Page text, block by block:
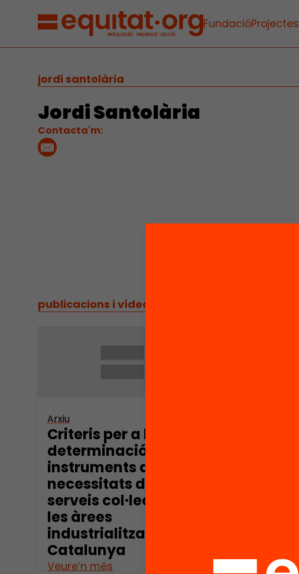
FundacióProjectes
jordi santolària
Jordi Santolària
Contacta'm:
publicacions i vídeos
Arxiu
Criteris per a la
determinació dels
instruments de les
necessitats de
serveis col·lectius a
les àrees
industrialitzades de
Catalunya
Veure’n més